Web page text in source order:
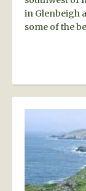
in Glenbeigh
some of the